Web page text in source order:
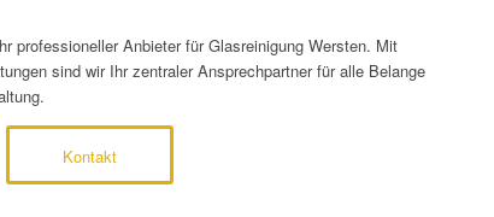
professioneller Anbieter für Glasreinigung Wersten. Mit
sind wir Ihr zentraler Ansprechpartner für alle Belange
Kontakt